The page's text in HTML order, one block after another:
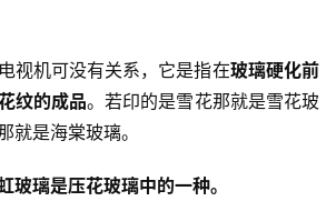
视机可没有关系，它是指在玻璃硬化前
纹的成品。若印的是雪花那就是雪花玻
就是海棠玻璃。
玻璃是压花玻璃中的一种。